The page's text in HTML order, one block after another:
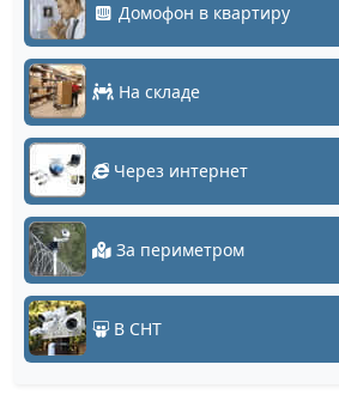
Домофон в квартиру
На складе
Через интернет
За периметром
В СНТ